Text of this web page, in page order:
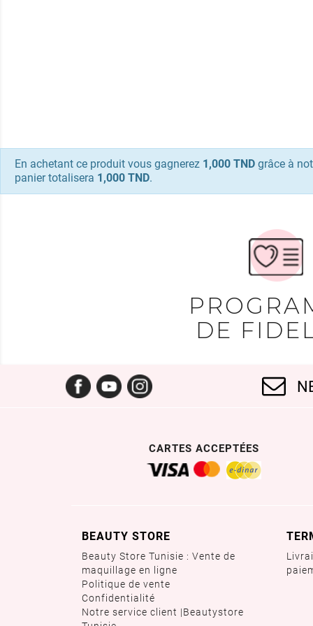
En achetant ce produit vous gagnerez 1,000 TND grâce à
panier totalisera 1,000 TND.
DE
FacebookYouTube
CARTES ACCEPTÉES
BEAUTY STORE
Beauty Store Tunisie : Vente de
maquillage en ligne
Politique de vente
Confidentialité
Notre service client |Beautystore